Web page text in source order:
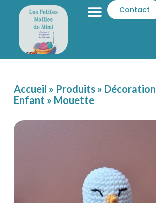
Contact
Accueil » Produits» Décoration
Enfant » Mouette